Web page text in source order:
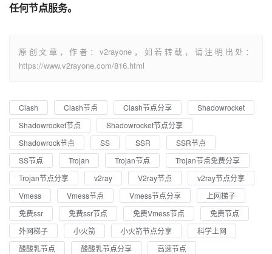
任何节点服务。
原创文章，作者：v2rayone，如若转载，请注明出处：
https://www.v2rayone.com/816.html
Clash Clash节点 Clash节点分享
Shadowrocket
Shadowrocket节点
Shadowrocket节点分享
Shadowrock节点
SS SSR
SSR节点
SS节点
Trojan Trojan节点
Trojan节点免费分享
Trojan节点分享
v2ray V2ray节点
v2ray节点分享
Vmess
Vmess节点 Vmess节点分享
上网梯子
免费ssr
免费ssr节点 免费Vmess节点
免费节点
外网梯子
小火箭 小火箭节点分享
科学上网
酸酸乳节点
酸酸乳节点分享 高速节点